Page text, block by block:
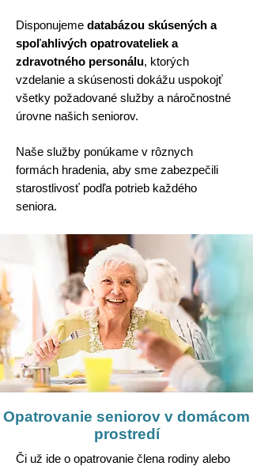
Disponujeme databázou skúsených a
spoľahlivých opatrovateliek a
zdravotného personálu, ktorých
vzdelanie a skúsenosti dokážu uspokojť
všetky požadované služby a náročnostné
úrovne našich seniorov.
Naše služby ponúkame v rôznych
formách hradenia, aby sme zabezpečili
starostlivosť podľa potrieb každého
seniora.
Opatrovanie seniorov v domácom
prostredí
Či už ide o opatrovanie člena rodiny alebo